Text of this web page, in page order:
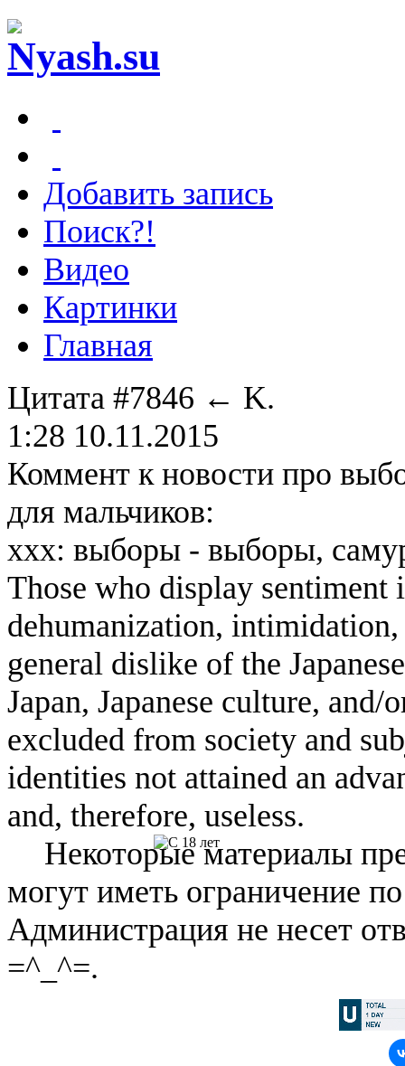
Добавить запись
Поиск?!
Видео
Картинки
Главная
Цитата #7846 ← K.
1:28 10.11.2015
Коммент к новости про
для мальчиков:
ххх: выборы - выборы,
Those who display
dehumanization,
general dislike of the
Japan, Japanese culture, and/
excluded from society and
identities not attained an
and, therefore, useless.
Некоторые материалы
могут иметь ограничение
Администрация не несет
=^_^=.